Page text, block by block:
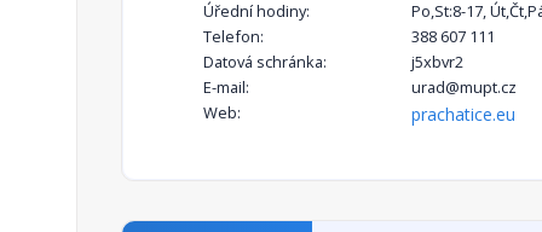
Úřední hodiny:
Po,St:8-17,
Telefon:
388 607 111
Datová schránka:
j5xbvr2
E-mail:
urad@mupt.cz
Web:
prachatice.eu